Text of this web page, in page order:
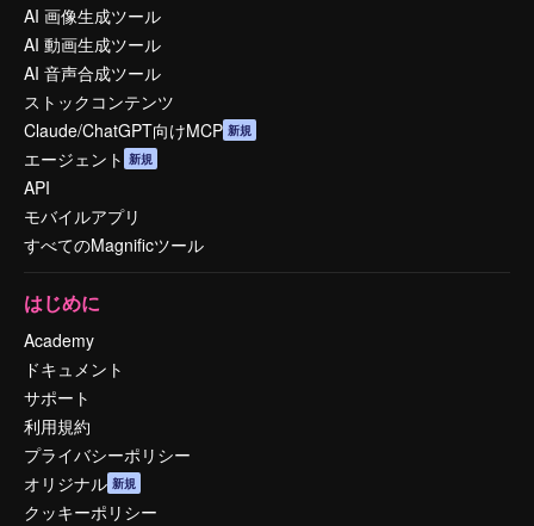
AI 画像生成ツール
AI 動画生成ツール
AI 音声合成ツール
ストックコンテンツ
Claude/ChatGPT向けMCP 新規
エージェント 新規
API
モバイルアプリ
すべてのMagnificツール
はじめに
Academy
ドキュメント
サポート
利用規約
プライバシーポリシー
オリジナル 新規
クッキーポリシー